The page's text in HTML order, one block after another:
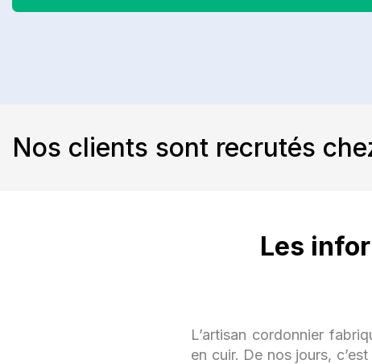
Nos clients sont recrutés
Les
L’artisan cordonnier
en cuir. De nos jours,